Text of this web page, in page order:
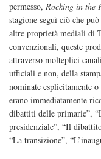
permesso, Rocking in the
stagione seguì ciò che
altre proprietà mediali di
convenzionali, queste
attraverso molteplici
ufficiali e non, della
nominate esplicitamente
erano immediatamente
dibattiti delle primarie”,
presidenziale”, “Il
“La transizione”,